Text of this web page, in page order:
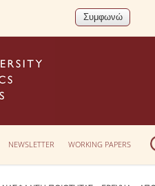
NEWSLETTER WORKING PAPERS